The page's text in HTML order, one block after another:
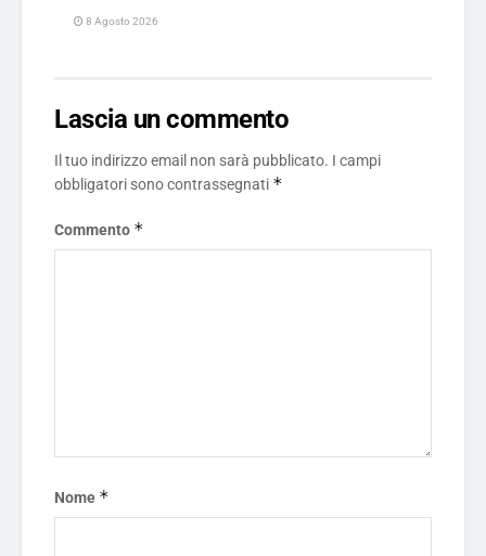
8 Agosto 2026
Lascia un commento
Il tuo indirizzo email non sarà pubblicato. I campi
obbligatori sono contrassegnati *
Commento *
Nome *